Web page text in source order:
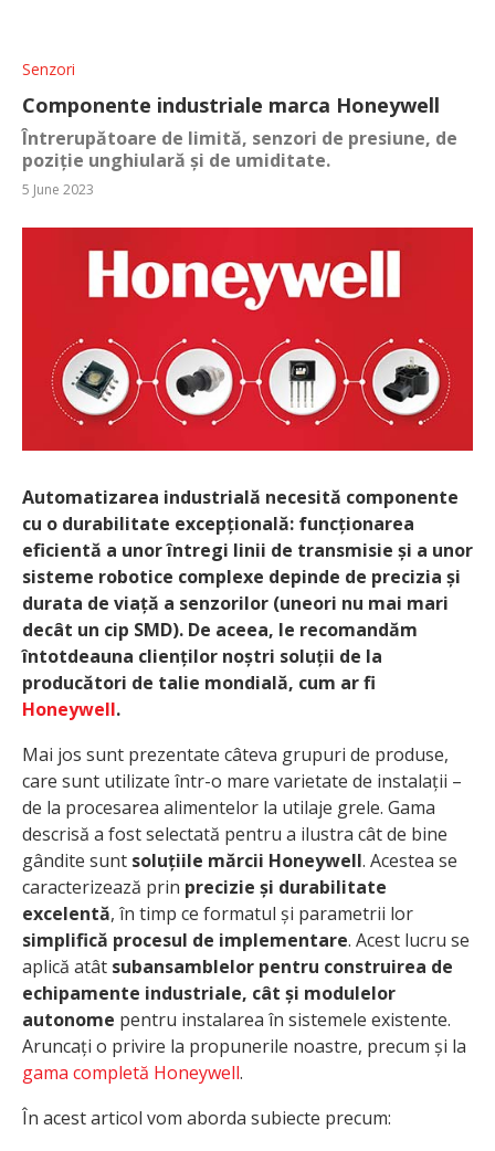
Senzori
Componente industriale marca Honeywell
Întrerupătoare de limită, senzori de presiune, de
poziție unghiulară și de umiditate.
5 June 2023
Automatizarea industrială necesită componente
cu o durabilitate excepțională: funcționarea
eficientă a unor întregi linii de transmisie și a unor
sisteme robotice complexe depinde de precizia și
durata de viață a senzorilor (uneori nu mai mari
decât un cip SMD). De aceea, le recomandăm
întotdeauna clienților noștri soluții de la
producători de talie mondială, cum ar fi
Honeywell.
Mai jos sunt prezentate câteva grupuri de produse,
care sunt utilizate într-o mare varietate de instalații –
de la procesarea alimentelor la utilaje grele. Gama
descrisă a fost selectată pentru a ilustra cât de bine
gândite sunt soluțiile mărcii Honeywell. Acestea se
caracterizează prin precizie și durabilitate
excelentă, în timp ce formatul și parametrii lor
simplifică procesul de implementare. Acest lucru se
aplică atât subansamblelor pentru construirea de
echipamente industriale, cât și modulelor
autonome pentru instalarea în sistemele existente.
Aruncați o privire la propunerile noastre, precum și la
gama completă Honeywell.
În acest articol vom aborda subiecte precum: